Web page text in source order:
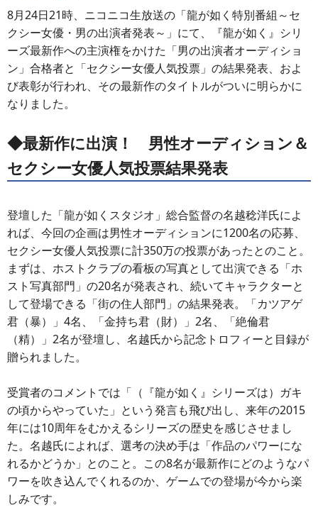
8月24日21時、ニコニコ生放送の「龍が如く特別番組～セ
クシー女優・男の出演者発表～」にて、『龍が如く』シリ
ーズ最新作への主演権をかけた「男の出演者オーディショ
ン」合格者と「セクシー女優人気投票」の結果発表、およ
び表彰が行われ、その最新作のタイトルがついに明らかに
なりました。
◆最新作に出演！ 男性オーディション＆
セクシー女優人気投票結果発表
登壇した「龍が如くスタジオ」総合監督の名越稔洋氏によ
れば、今回の企画は男性オーディションに1200名の応募、
セクシー女優人気投票に計350万の投票があったとのこと。
まずは、ホストクラブの看板の写真として出演できる「ホ
スト写真部門」の20名が発表され、続いてキャラクターと
して登場できる「街の住人部門」の結果発表。「カツアゲ
君（暴）」4名、「金持ち君（財）」2名、「絶倫君
（精）」2名が登壇し、名越氏から記念トロフィーと目録が
贈られました。
受賞者のコメントでは「（『龍が如く』シリーズは）ガキ
の頃からやっていた」という発言も飛び出し、来年の2015
年には10周年をむかえるシリーズの歴史を感じさせまし
た。名越氏によれば、選考の決め手は「作品のパワーにな
れるかどうか」とのこと。この8名が最新作にどのようなパ
ワーを吹き込んでくれるのか、ゲームでの登場が今から楽
しみです。